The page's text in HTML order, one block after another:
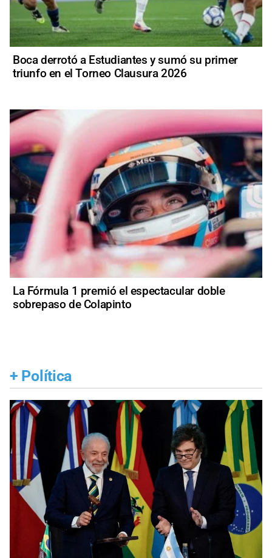
Boca derrotó a Estudiantes y sumó su primer
triunfo en el Torneo Clausura 2026
La Fórmula 1 premió el espectacular doble
sobrepaso de Colapinto
+ Política